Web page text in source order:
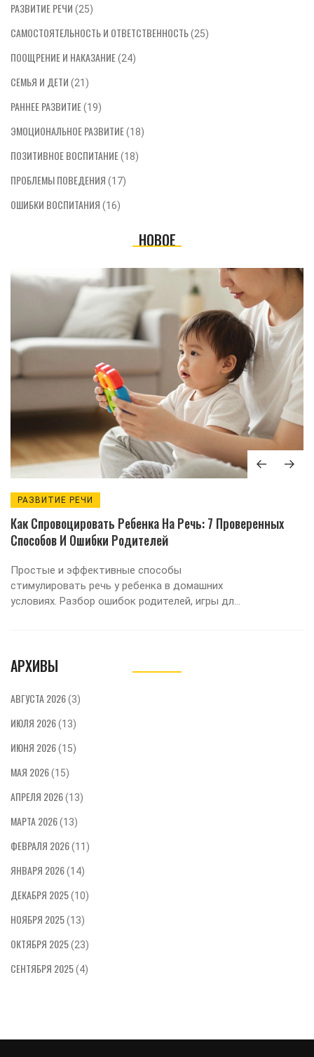
РАЗВИТИЕ РЕЧИ (25)
САМОСТОЯТЕЛЬНОСТЬ И ОТВЕТСТВЕННОСТЬ(25)
ПООЩРЕНИЕ И НАКАЗАНИЕ(24)
СЕМЬЯ И ДЕТИ (21)
РАННЕЕ РАЗВИТИЕ(19)
ЭМОЦИОНАЛЬНОЕ РАЗВИТИЕ(18)
ПОЗИТИВНОЕ ВОСПИТАНИЕ(18)
ПРОБЛЕМЫ ПОВЕДЕНИЯ (17)
ОШИБКИ ВОСПИТАНИЯ (16)
НОВОЕ
РАЗВИТИЕ РЕЧИ
Как Спровоцировать Ребенка На Речь: 7 Проверенных
Способов И Ошибки Родителей
Простые и эффективные способы
стимулировать речь у ребенка в домашних
условиях. Разбор ошибок родителей, игры для
АРХИВЫ
АВГУСТА 2026(3)
ИЮЛЯ 2026(13)
ИЮНЯ 2026(15)
МАЯ 2026(15)
АПРЕЛЯ 2026(13)
МАРТА 2026(13)
ФЕВРАЛЯ 2026(11)
ЯНВАРЯ 2026(14)
ДЕКАБРЯ 2025(10)
НОЯБРЯ 2025(13)
ОКТЯБРЯ 2025(23)
СЕНТЯБРЯ 2025(4)